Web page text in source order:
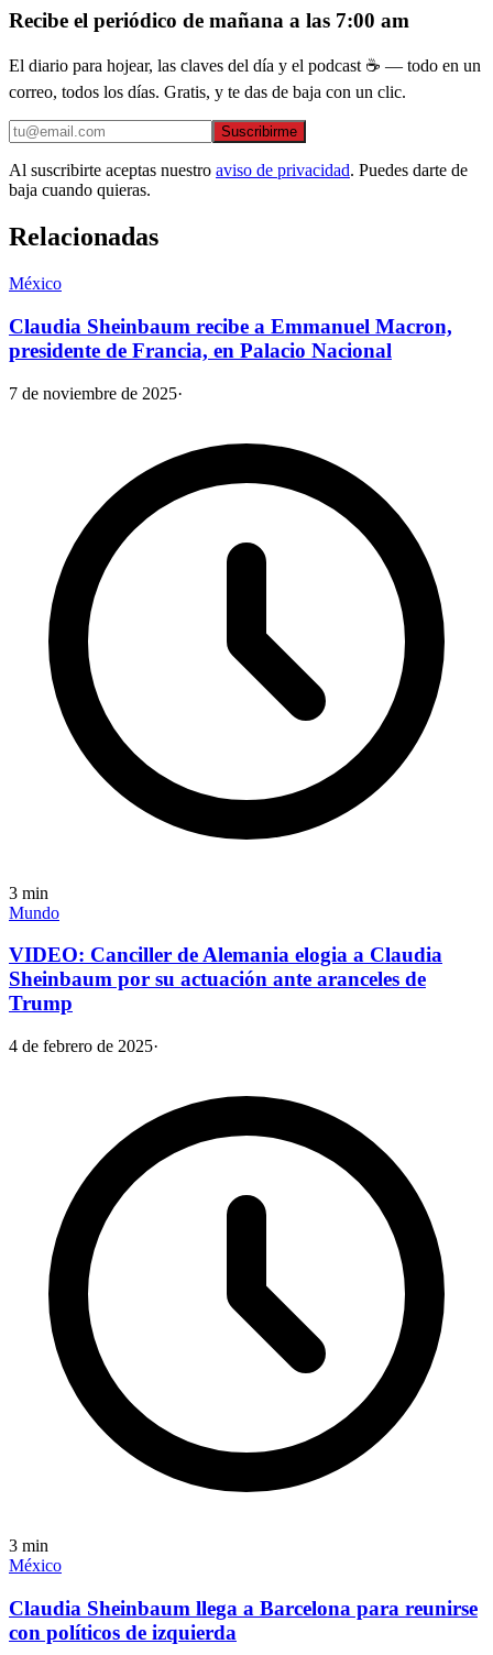
Recibe el periódico de mañana a las 7:00 am
El diario para hojear, las claves del día y el podcast ☕ — todo en un
correo, todos los días. Gratis, y te das de baja con un clic.
Suscribirme
Al suscribirte aceptas nuestro aviso de privacidad. Puedes darte de
baja cuando quieras.
Relacionadas
México
Claudia Sheinbaum recibe a Emmanuel Macron,
presidente de Francia, en Palacio Nacional
7 de noviembre de 2025·
3 min
Mundo
VIDEO: Canciller de Alemania elogia a Claudia
Sheinbaum por su actuación ante aranceles de
Trump
4 de febrero de 2025·
3 min
México
Claudia Sheinbaum llega a Barcelona para reunirse
con políticos de izquierda